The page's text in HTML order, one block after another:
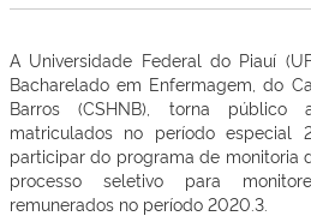
A Universidade Federal do Piauí
Bacharelado em Enfermagem, do
Barros (CSHNB), torna público
matriculados no período especial
participar do programa de monitoria
processo seletivo para
remunerados no período 2020.3.